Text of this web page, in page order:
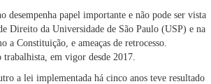
desempenha papel importante e não pode ser vista
Direito da Universidade de São Paulo (USP) e na
a Constituição, e ameaças de retrocesso.
em vigor desde 2017.
a lei implementada há cinco anos teve resultado